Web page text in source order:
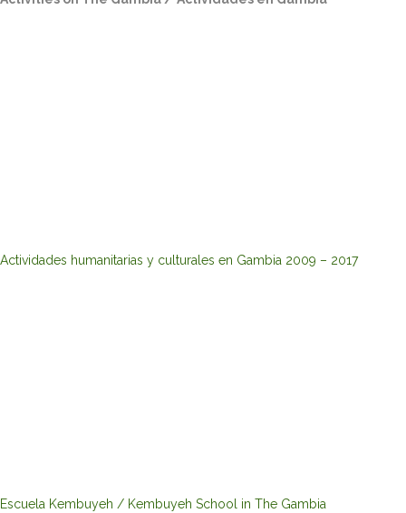
Actividades humanitarias y culturales en Gambia 2009 – 2017
Escuela Kembuyeh / Kembuyeh School in The Gambia